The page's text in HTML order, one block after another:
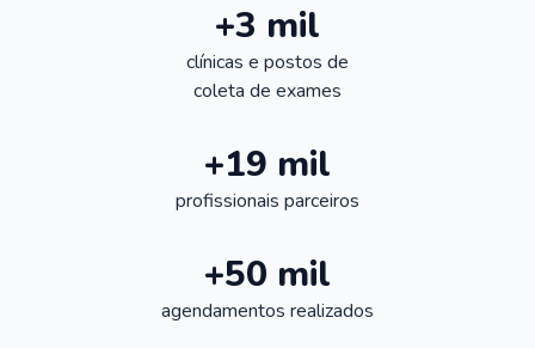
+3 mil
clínicas e postos de
coleta de exames
+19 mil
profissionais parceiros
+50 mil
agendamentos realizados